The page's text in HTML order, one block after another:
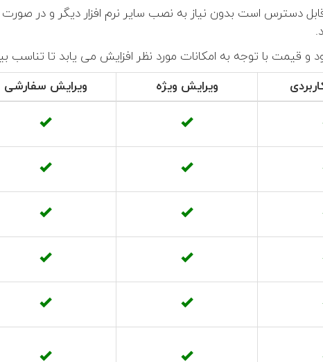
قابل دسترس است بدون نیاز به نصب سایر نرم افزار دیگر و در
ویرایش ویژه ویرایش سفارشی